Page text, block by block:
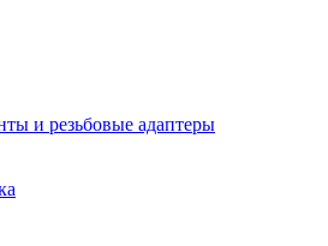
и резьбовые адаптеры